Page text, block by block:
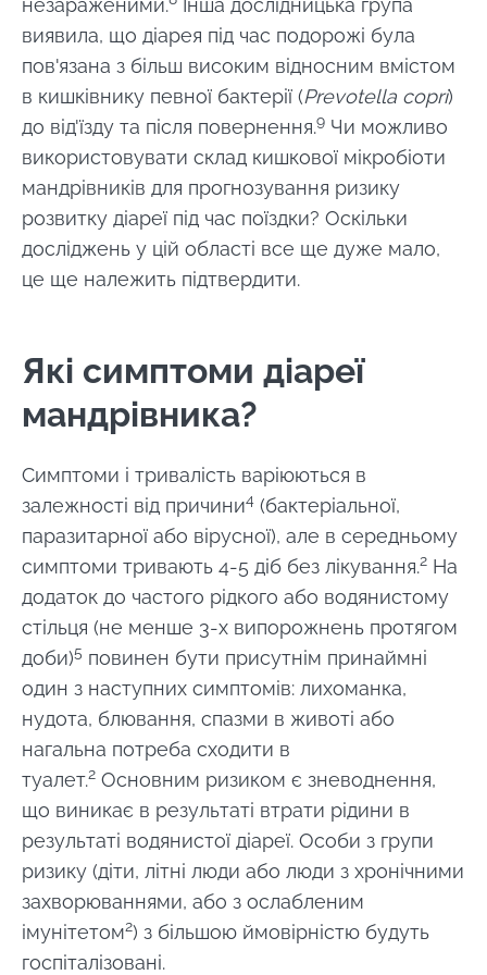
незараженими.
Інша дослідницька група
виявила, що діарея під час подорожі була
пов'язана з більш високим відносним вмістом
в кишківнику певної бактерії (Prevotella copri)
до від'їзду та після повернення.9 Чи можливо
використовувати склад кишкової мікробіоти
мандрівників для прогнозування ризику
розвитку діареї під час поїздки? Оскільки
досліджень у цій області все ще дуже мало,
це ще належить підтвердити.
Які симптоми діареї
мандрівника?
Симптоми і тривалість варіюються в
залежності від причини4 (бактеріальної,
паразитарної або вірусної), але в середньому
симптоми тривають 4-5 діб без лікування.2 На
додаток до частого рідкого або водянистому
стільця (не менше 3-х випорожнень протягом
доби)5 повинен бути присутнім принаймні
один з наступних симптомів: лихоманка,
нудота, блювання, спазми в животі або
нагальна потреба сходити в
туалет.2 Основним ризиком є зневоднення,
що виникає в результаті втрати рідини в
результаті водянистої діареї. Особи з групи
ризику (діти, літні люди або люди з хронічними
захворюваннями, або з ослабленим
імунітетом2) з більшою ймовірністю будуть
госпіталізовані.